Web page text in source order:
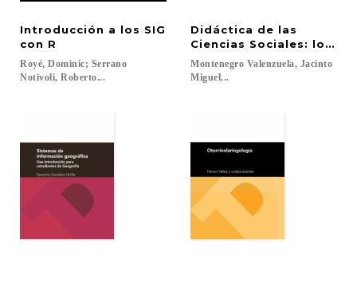
Introducción a los SIG
con R
Royé, Dominic; Serrano
Notivoli, Roberto...
Didáctica de las
Ciencias Sociales: los
Montenegro Valenzuela, Jacinto
Miguel...